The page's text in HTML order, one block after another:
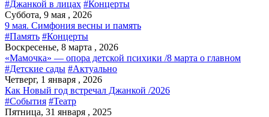
#Джанкой в лицах #Концерты
Суббота, 9 мая , 2026
9 мая. Симфония весны и память
#Память #Концерты
Воскресенье, 8 марта , 2026
«Мамочка» — опора детской психики /8 марта о главном
#Детские сады #Актуально
Четверг, 1 января , 2026
Как Новый год встречал Джанкой /2026
#События #Театр
Пятница, 31 января , 2025